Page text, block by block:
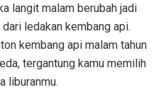
langit malam berubah jadi
ledakan kembang api.
kembang api malam tahun
tergantung kamu memilih
liburanmu.